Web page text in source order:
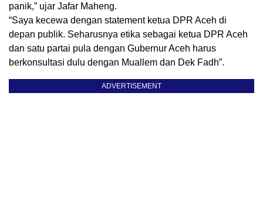
panik,” ujar Jafar Maheng.
“Saya kecewa dengan statement ketua DPR Aceh di
depan publik. Seharusnya etika sebagai ketua DPR Aceh
dan satu partai pula dengan Gubernur Aceh harus
berkonsultasi dulu dengan Muallem dan Dek Fadh”.
ADVERTISEMENT